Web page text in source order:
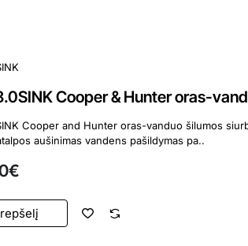
Cooper & Hunter oras-
and Hunter oras-vanduo šilumos siurblys Funkcijos ir privalumai:
šildymas patalpos aušinimas vandens pašildymas pa..